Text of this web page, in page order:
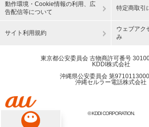
動作環境・Cookie情報の利用、広
告配信等について
特定商取引
サイト利用規約
ウェブアク
み
東京都公安委員会 古物商許可番号
KDDI株式会社
沖縄県公安委員会 第
沖縄セルラー電話株式会社
© KDDI CORPORATION.